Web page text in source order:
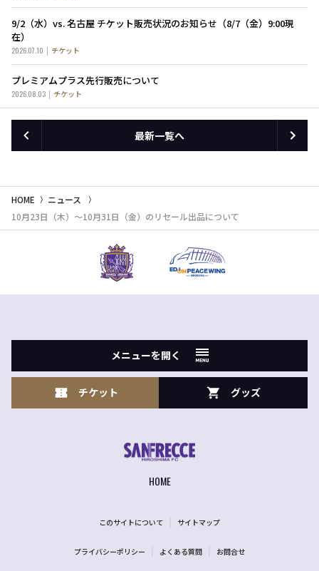
9/2（水）vs. 名古屋 チケット販売状況のお知らせ（8/7（金）9:00現
在）
2026.07.10 チケット
プレミアムプラス先行販売について
2026.08.03 チケット
最新一覧へ
HOME
ニュース
10月23日（木）～10月31日（金）のリセール出品について
メニューを開く
チケット グッズ
HOME
このサイトについて サイトマップ
プライバシーポリシー よくある質問 お問合せ